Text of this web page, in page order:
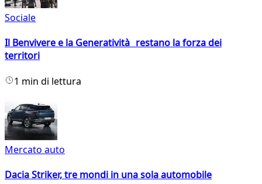
Sociale
Il Benvivere e la Generatività restano la forza dei
territori
1 min di lettura
Mercato auto
Dacia Striker, tre mondi in una sola automobile